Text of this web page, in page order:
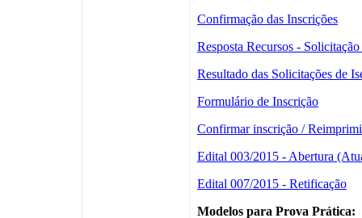
Confirmação das Inscrições
Resposta Recursos -
Resultado das Solicitações de
Formulário de Inscrição
Confirmar inscrição /
Edital 003/2015 - Abertura
Edital 007/2015 - Retificação
Modelos para Prova Prática: